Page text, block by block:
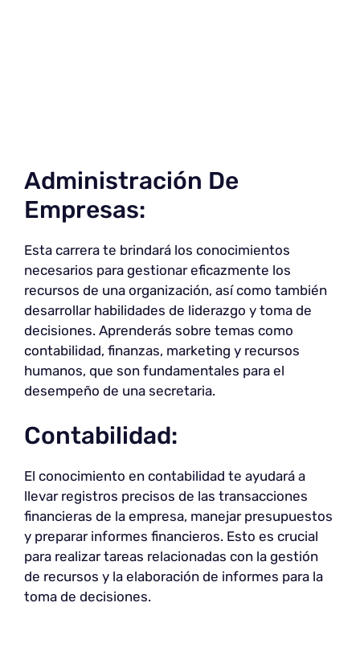
Administración De
Empresas:
Esta carrera te brindará los conocimientos
necesarios para gestionar eficazmente los
recursos de una organización, así como también
desarrollar habilidades de liderazgo y toma de
decisiones. Aprenderás sobre temas como
contabilidad, finanzas, marketing y recursos
humanos, que son fundamentales para el
desempeño de una secretaria.
Contabilidad:
El conocimiento en contabilidad te ayudará a
llevar registros precisos de las transacciones
financieras de la empresa, manejar presupuestos
y preparar informes financieros. Esto es crucial
para realizar tareas relacionadas con la gestión
de recursos y la elaboración de informes para la
toma de decisiones.